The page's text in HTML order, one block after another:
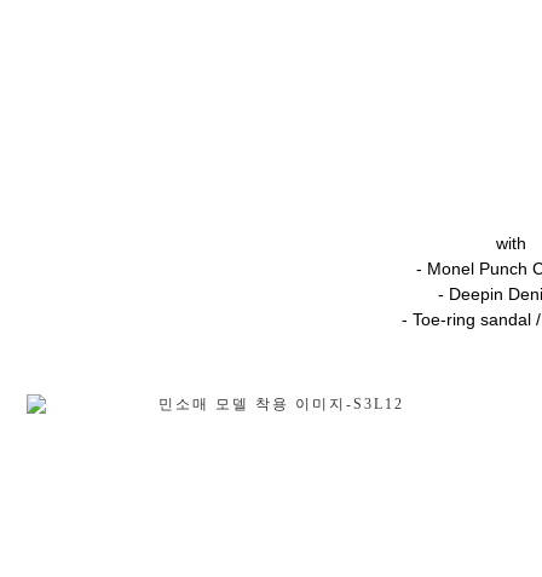
with
- Monel Punch
- Deepin
- Toe-ring sandal